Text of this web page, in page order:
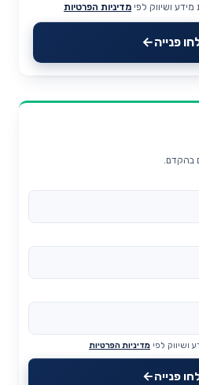
ושיווק לפי מדיניות הפרטיות
פנייה
בהקדם.
לפי מדיניות הפרטיות
פנייה